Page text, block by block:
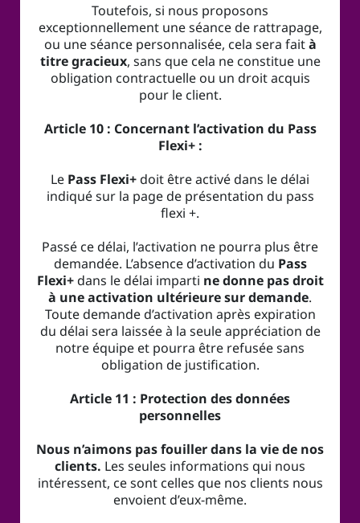
Toutefois, si nous proposons
exceptionnellement une séance de rattrapage,
ou une séance personnalisée, cela sera faità
titre gracieux, sans que cela ne constitue une
obligation contractuelle ou un droit acquis
pour le client.
Article 10 : Concernant l’activation du Pass
Flexi+ :
Le Pass Flexi+doit être activé dans le délai
indiqué sur la page de présentation du pass
flexi +.
Passé ce délai, l’activation ne pourra plus être
demandée. L’absence d’activation du Pass
Flexi+dans le délai imparti ne donne pas droit
à une activation ultérieure sur demande.
Toute demande d’activation après expiration
du délai sera laissée à la seule appréciation de
notre équipe et pourra être refusée sans
obligation de justification.
Article 11 : Protection des données
personnelles
Nous n’aimons pas fouiller dans la vie de nos
clients. Les seules informations qui nous
intéressent, ce sont celles que nos clients nous
envoient d’eux-même.